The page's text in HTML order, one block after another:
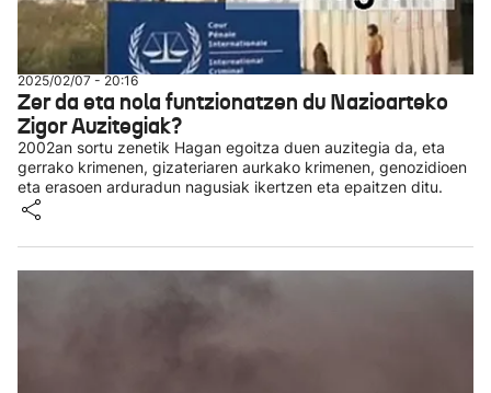
2025/02/07 - 20:16
Zer da eta nola funtzionatzen du Nazioarteko
Zigor Auzitegiak?
2002an sortu zenetik Hagan egoitza duen auzitegia da, eta
gerrako krimenen, gizateriaren aurkako krimenen, genozidioen
eta erasoen arduradun nagusiak ikertzen eta epaitzen ditu.